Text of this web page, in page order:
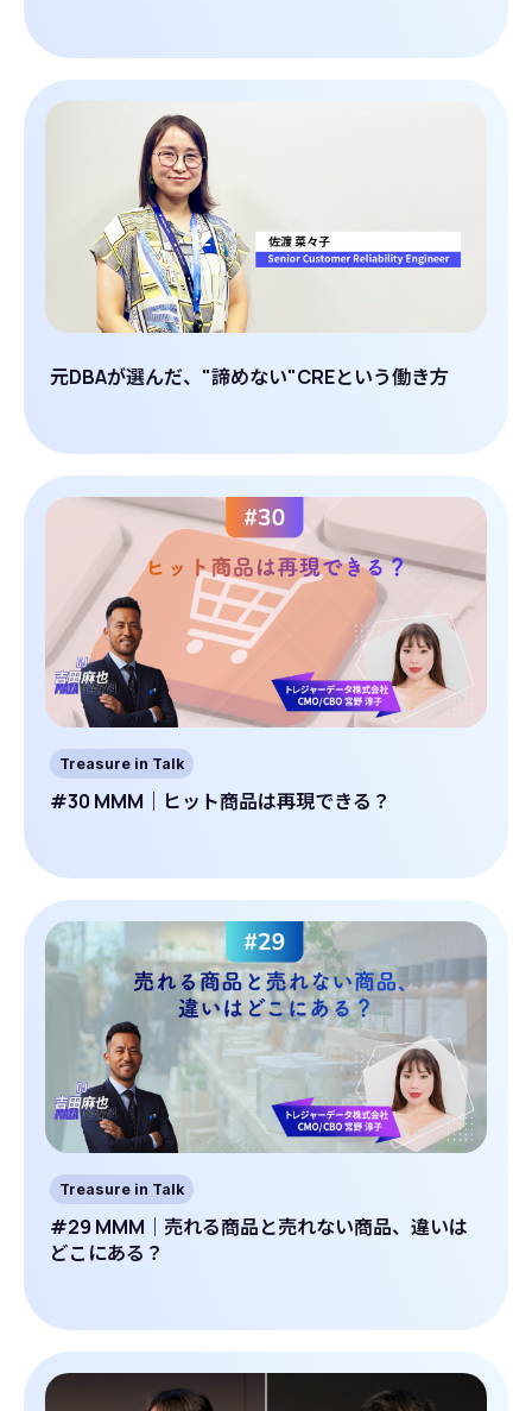
元DBAが選んだ、"諦めない"CREという働き方
Treasure in Talk
#30 MMM｜ヒット商品は再現できる？
Treasure in Talk
#29 MMM｜売れる商品と売れない商品、違いは
どこにある？